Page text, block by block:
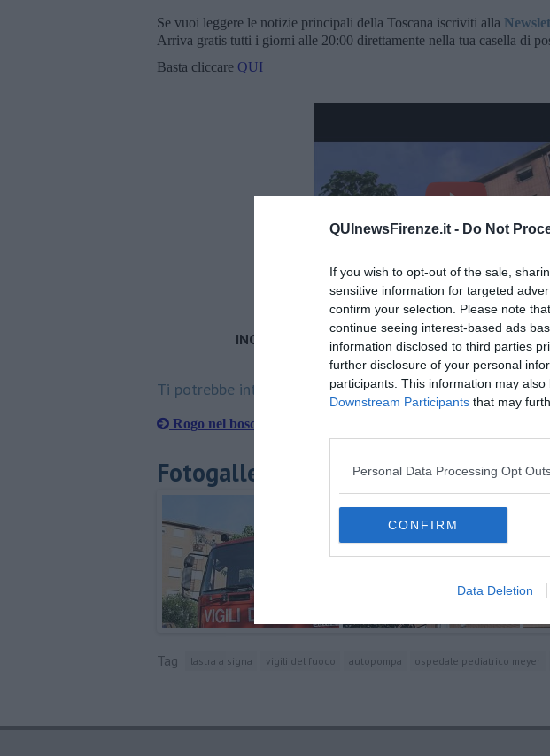
QUInewsFirenze.it - Do Not
If you wish to opt-out of the sale,
sensitive information for targeted
confirm your selection. Please note
continue seeing interest-based ads
information disclosed to third parties
further disclosure of your personal
participants. This information may
Downstream Participants that may
Personal Data Processing Opt
CONFIRM
Data Deletion
Se vuoi leggere le notizie principali della Toscana iscriviti alla
Arriva gratis tutti i giorni alle 20:00 direttamente nella tua casella di
Basta cliccare QUI
INCENDIO APPARTAMENTO LASTRA A SIGNA -
Ti potrebbe interessare anche:
Rogo nel bosco, evacuati 40 scout
Fotogallery
Tag lastra a signa vigili del fuoco autopompa ospedale pediatrico meyer